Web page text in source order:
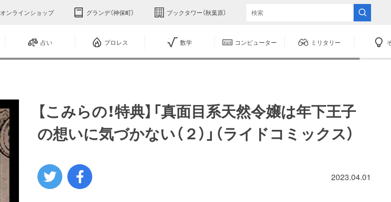
オンラインショップ グランデ（神保町） ブックタワー（秋葉原）
占い プロレス 数学 コンピューター ミリタリー
【こみらの！特典】「真面目系天然令嬢は年下王子
の想いに気づかない（２）」（ライドコミックス）
2023.04.01